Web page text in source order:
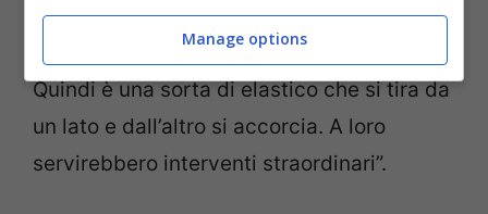
hanno a cuore le sorti della comunità
perché sono autorità di Protezione civile.
Quindi è una sorta di elastico che si tira da
un lato e dall’altro si accorcia. A loro
servirebbero interventi straordinari”.
Manage options